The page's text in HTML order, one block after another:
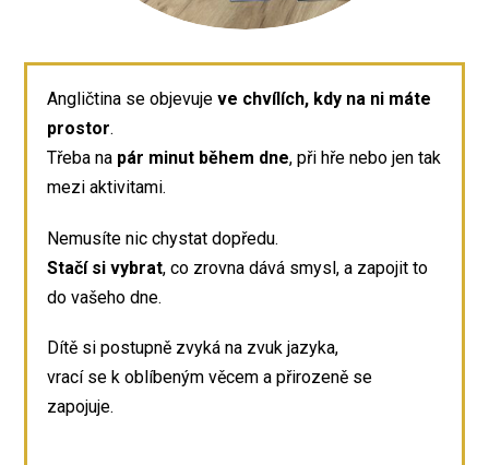
Angličtina se objevuje ve chvílích, kdy na ni máte
prostor.
Třeba na pár minut během dne, při hře nebo jen tak
mezi aktivitami.
Nemusíte nic chystat dopředu.
Stačí si vybrat, co zrovna dává smysl, a zapojit to
do vašeho dne.
Dítě si postupně zvyká na zvuk jazyka,
vrací se k oblíbeným věcem a přirozeně se
zapojuje.